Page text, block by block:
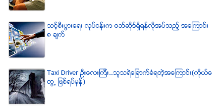
သင့္စီးပြားေရး လုပ္ငန္းက ဝဘ္ဆိုဒ္ရွိရန္လိုအပ္သည့္ အေၾကာင္း
၈ ခ်က္
Taxi Driver ဦးေလးၾကီး..သူသရဲေျခာက္ခံရတဲ့အေၾကာင္း(ကိုယ္ေ
တြ႕ ျဖစ္ရပ္မွန္)